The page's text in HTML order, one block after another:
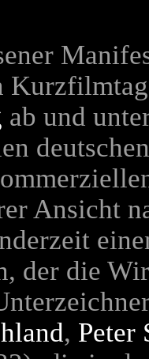
ab und
Ansicht
der die
, Peter